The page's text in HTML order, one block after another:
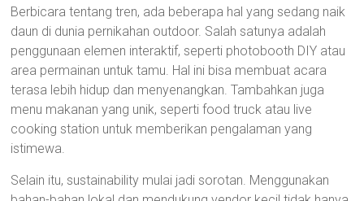
Berbicara tentang tren, ada beberapa hal yang sedang naik
daun di dunia pernikahan outdoor. Salah satunya adalah
penggunaan elemen interaktif, seperti photobooth DIY atau
area permainan untuk tamu. Hal ini bisa membuat acara
terasa lebih hidup dan menyenangkan. Tambahkan juga
menu makanan yang unik, seperti food truck atau live
cooking station untuk memberikan pengalaman yang
istimewa.
Selain itu, sustainability mulai jadi sorotan. Menggunakan